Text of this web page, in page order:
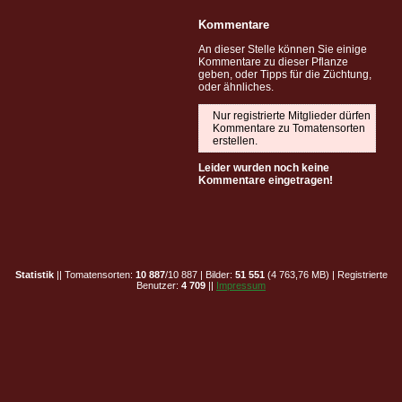
Kommentare
An dieser Stelle können Sie einige
Kommentare zu dieser Pflanze
geben, oder Tipps für die Züchtung,
oder ähnliches.
Nur registrierte Mitglieder dürfen
Kommentare zu Tomatensorten
erstellen.
Leider wurden noch keine
Kommentare eingetragen!
Statistik|| Tomatensorten: 10 887/10 887 | Bilder: 51 551 (4 763,76 MB) | Registrierte
Benutzer: 4 709 || Impressum